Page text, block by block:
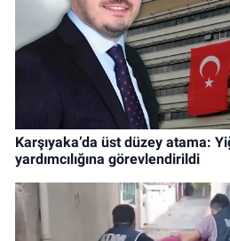
Karşıyaka’da üst düzey atama:
yardımcılığına görevlendirildi